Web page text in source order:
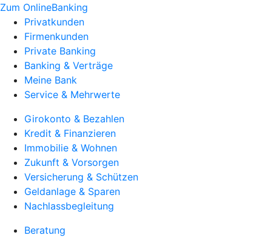
Zum OnlineBanking
Privatkunden
Firmenkunden
Private Banking
Banking & Verträge
Meine Bank
Service & Mehrwerte
Girokonto & Bezahlen
Kredit & Finanzieren
Immobilie & Wohnen
Zukunft & Vorsorgen
Versicherung & Schützen
Geldanlage & Sparen
Nachlassbegleitung
Beratung